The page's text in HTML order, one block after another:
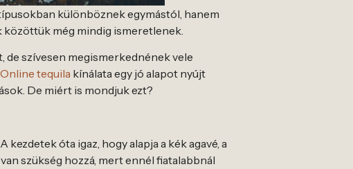
különböznek egymástól, hanem
közöttük még mindig ismeretlenek.
de szívesen megismerkednének vele
tequila kínálata egy jó alapot nyújt
De miért is mondjuk ezt?
óta igaz, hogy alapja a kék agavé, a
szükség hozzá, mert ennél fiatalabbnál